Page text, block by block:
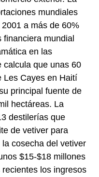
mundiales
a más de 60%
financiera mundial
en las
calcula que unas 60
Les Cayes en Haití
principal fuente de
hectáreas. La
destilerías que
de vetiver para
cosecha del vetiver
$15-$18 millones
los ingresos